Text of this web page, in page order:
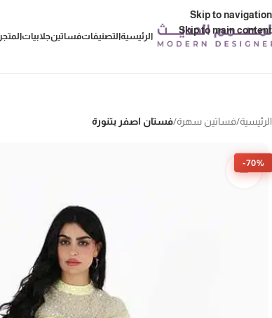
Skip to navigation
Skip to main content
الرئيسيةالتصنيفاتفساتينجلابياتالمتجر
الرئيسية/فساتين سهرة/فستان اصفر بتنورة
-70%